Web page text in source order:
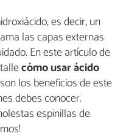
es decir, un
las capas externas
En este artículo de
cómo usar ácido
los beneficios de este
debes conocer.
espinillas de